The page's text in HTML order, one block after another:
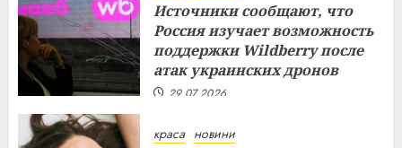
Источники сообщают, что
Россия изучает возможность
поддержки Wildberry после
атак украинских дронов
29.07.2026
краса новини